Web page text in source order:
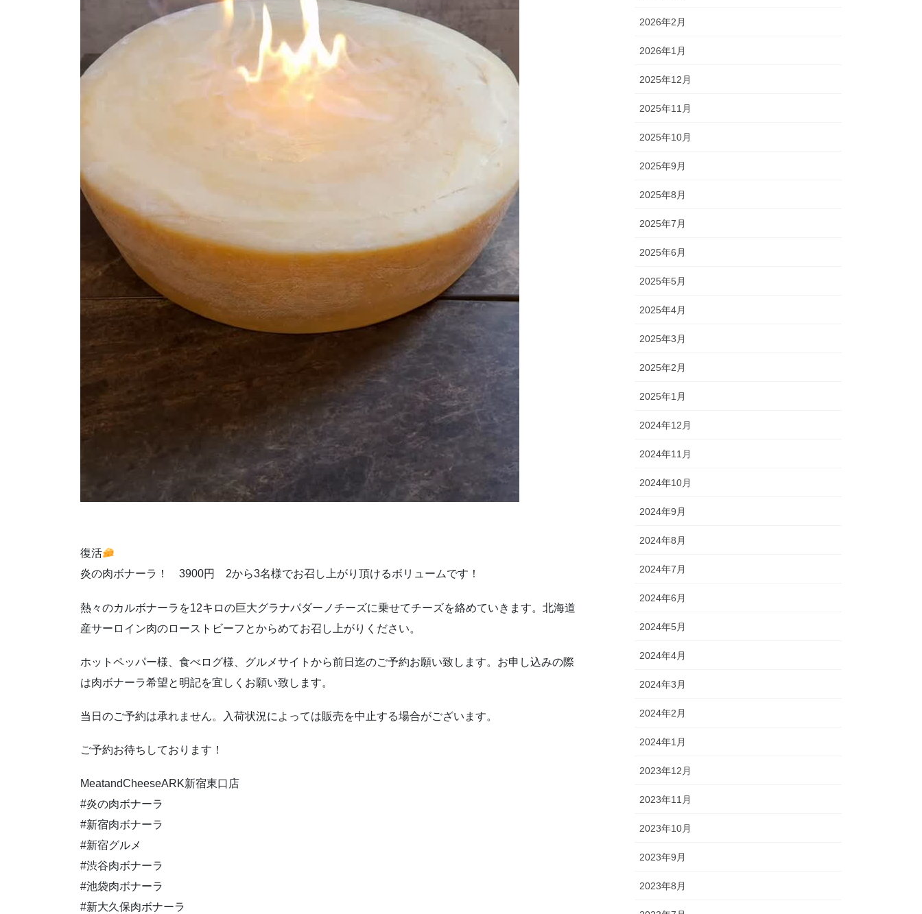
復活
炎の肉ボナーラ！ 3900円 2から3名様でお召し上がり頂けるボリュームです！
熱々のカルボナーラを12キロの巨大グラナパダーノチーズに乗せてチーズを絡めていきます。北海道
産サーロイン肉のローストビーフとからめてお召し上がりください。
ホットペッパー様、食べログ様、グルメサイトから前日迄のご予約お願い致します。お申し込みの際
は肉ボナーラ希望と明記を宜しくお願い致します。
当日のご予約は承れません。入荷状況によっては販売を中止する場合がございます。
ご予約お待ちしております！
MeatandCheeseARK新宿東口店
#炎の肉ボナーラ
#新宿肉ボナーラ
#新宿グルメ
#渋谷肉ボナーラ
#池袋肉ボナーラ
#新大久保肉ボナーラ
2026年2月
2026年1月
2025年12月
2025年11月
2025年10月
2025年9月
2025年8月
2025年7月
2025年6月
2025年5月
2025年4月
2025年3月
2025年2月
2025年1月
2024年12月
2024年11月
2024年10月
2024年9月
2024年8月
2024年7月
2024年6月
2024年5月
2024年4月
2024年3月
2024年2月
2024年1月
2023年12月
2023年11月
2023年10月
2023年9月
2023年8月